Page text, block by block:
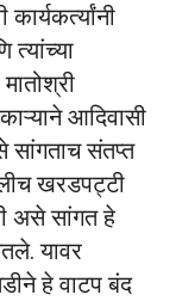
त्यांच्या
आदिवासी
सांगताच संतप्त
खरडपट्टी
असे सांगत हे
यावर
हे वाटप बंद